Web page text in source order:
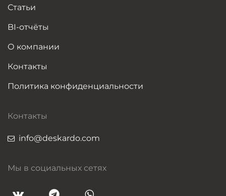
Статьи
BI-отчёты
О компании
Контакты
Политика конфиденциальности
Контакты
info@deskardo.com
Мы в социальных сетях